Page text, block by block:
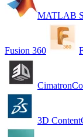
MATLAB
Fusion 360
Cimatron
3D